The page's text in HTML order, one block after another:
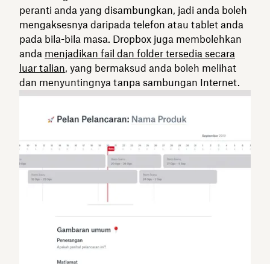
peranti anda yang disambungkan, jadi anda boleh
mengaksesnya daripada telefon atau tablet anda
pada bila-bila masa. Dropbox juga membolehkan
anda menjadikan fail dan folder tersedia secara
luar talian, yang bermaksud anda boleh melihat
dan menyuntingnya tanpa sambungan Internet.